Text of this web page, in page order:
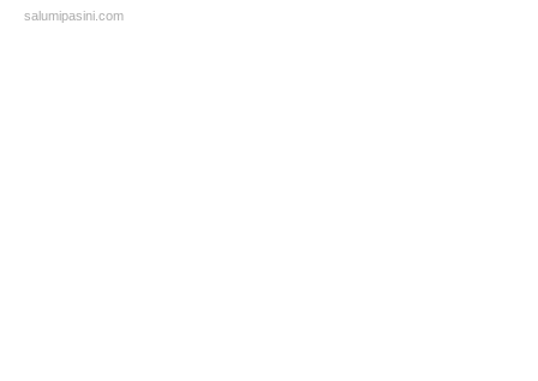
salumipasini.com